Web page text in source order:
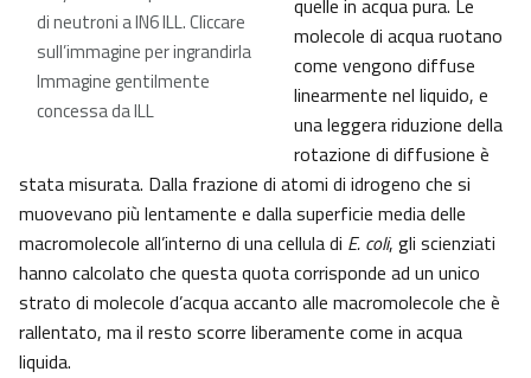
di neutroni a IN6 ILL. Cliccare
sull’immagine per ingrandirla
Immagine gentilmente
concessa da ILL
quelle in acqua pura. Le
molecole di acqua ruotano
come vengono diffuse
linearmente nel liquido, e
una leggera riduzione della
rotazione di diffusione è
stata misurata. Dalla frazione di atomi di idrogeno che si
muovevano più lentamente e dalla superficie media delle
macromolecole all’interno di una cellula di E. coli, gli scienziati
hanno calcolato che questa quota corrisponde ad un unico
strato di molecole d’acqua accanto alle macromolecole che è
rallentato, ma il resto scorre liberamente come in acqua
liquida.